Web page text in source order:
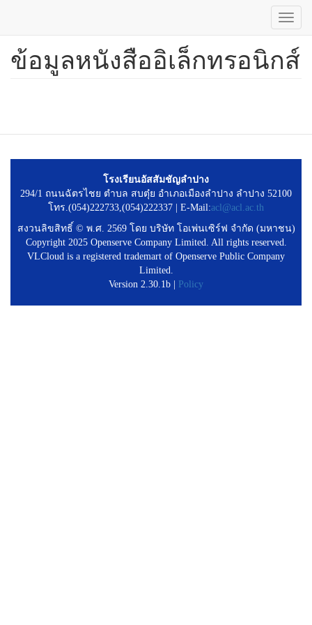
ข้าม
ข้อมูลหนังสืออิเล็กทรอนิกส์
โรงเรียนอัสสัมชัญลำปาง
294/1 ถนนฉัตรไชย ตำบล สบตุ๋ย อำเภอเมืองลำปาง ลำปาง 52100
โทร.(054)222733,(054)222337 | E-Mail:acl@acl.ac.th
สงวนลิขสิทธิ์ © พ.ศ. 2569 โดย บริษัท โอเพ่นเซิร์ฟ จำกัด (มหาชน)
Copyright 2025 Openserve Company Limited. All rights reserved.
VLCloud is a registered trademart of Openserve Public Company
Limited.
Version 2.30.1b |
Policy